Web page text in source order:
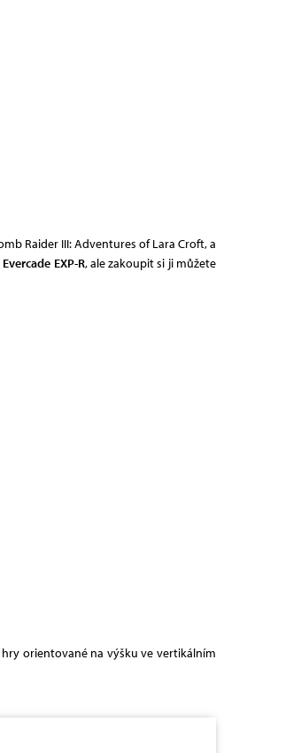
Raider III: Adventures of Lara Croft, a
Evercade EXP-R, ale zakoupit si ji můžete
orientované na výšku ve vertikálním